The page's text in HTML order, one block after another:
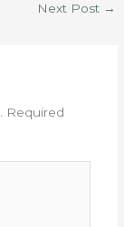
Next Post →
Required